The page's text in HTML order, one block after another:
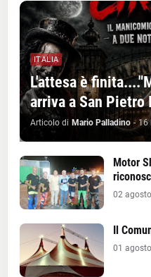
ITALIA
L'attesa è
arriva a San Pietro
Articolo di Mario Palladino - 16
Motor
02 agosto
Il
01 agosto